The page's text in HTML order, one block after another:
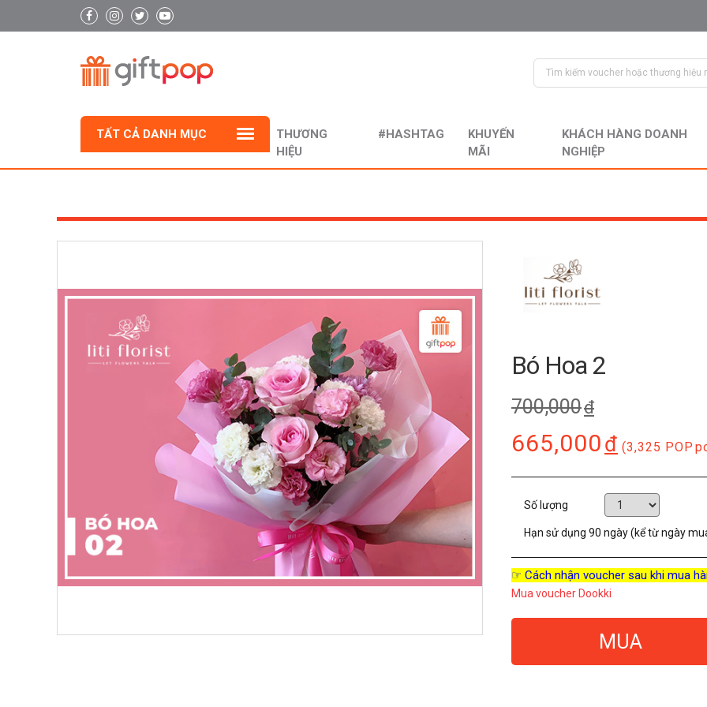
TẤT CẢ DANH MỤC
THƯƠNG
HIỆU
#HASHTAG
KHUYẾN
MÃI
KHÁCH HÀNG DOANH
NGHIỆP
Bó Hoa 2
700,000đ
665,000đ (3,325 POP
Số lượng
Hạn sử dụng 90 ngày (kể từ ngày
☞ Cách nhận voucher sau khi mua
Mua voucher Dookki
MUA